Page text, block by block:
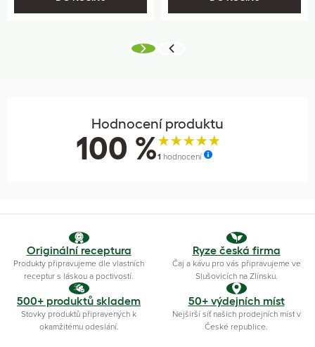
Hodnocení produktu
100 %1 hodnocení
Originální receptura
Produkty připravujeme dle vlastních
receptur s láskou a poctivostí.
Ryze česká firma
Čaj a kávu pro vás připravujeme ve
Slušovicích na Zlínsku.
500+ produktů skladem
Stovky produktů připravených k
okamžitému odeslání.
50+ výdejních míst
Nejširší síť našich prodejních míst v
České republice.